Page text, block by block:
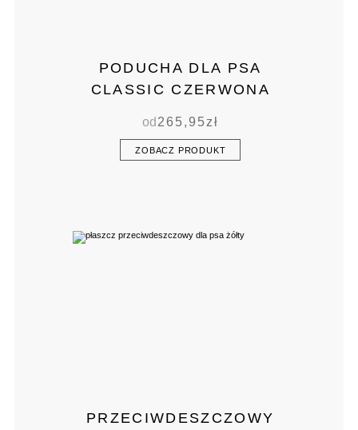
PODUCHA DLA PSA
CLASSIC CZERWONA
od265,95zł
ZOBACZ PRODUKT
PRZECIWDESZCZOWY